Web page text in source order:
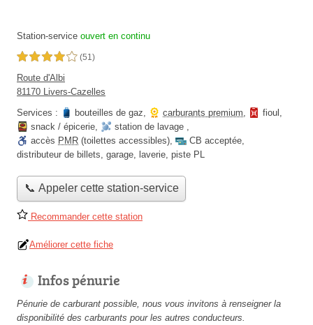
Station-service ouvert en continu
4,0 étoiles sur 5 (51)
Route d'Albi
81170 Livers-Cazelles
Services :
bouteilles de gaz, carburants premium, fioul ,
snack / épicerie, station de lavage ,
accès PMR (toilettes accessibles), CB acceptée,
distributeur de billets, garage, laverie, piste PL
📞 Appeler cette station-service
Recommander cette station
Améliorer cette fiche
Infos pénurie
Pénurie de carburant possible, nous vous invitons à renseigner la
disponibilité des carburants pour les autres conducteurs.